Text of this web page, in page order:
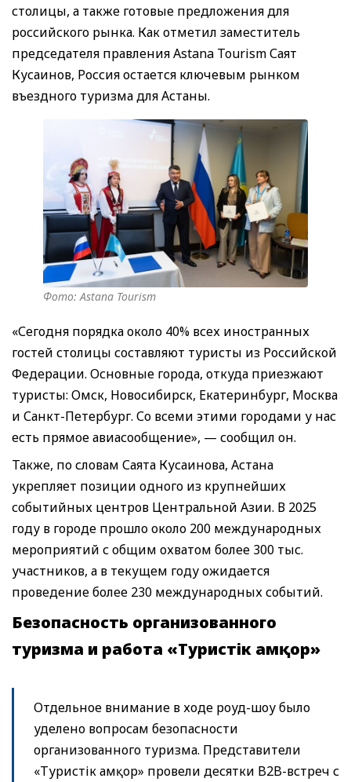
столицы, а также готовые предложения для
российского рынка. Как отметил заместитель
председателя правления Astana Tourism Саят
Кусаинов, Россия остается ключевым рынком
въездного туризма для Астаны.
Фото: Astana Tourism
«Сегодня порядка около 40% всех иностранных
гостей столицы составляют туристы из Российской
Федерации. Основные города, откуда приезжают
туристы: Омск, Новосибирск, Екатеринбург, Москва
и Санкт-Петербург. Со всеми этими городами у нас
есть прямое авиасообщение», — сообщил он.
Также, по словам Саята Кусаинова, Астана
укрепляет позиции одного из крупнейших
событийных центров Центральной Азии. В 2025
году в городе прошло около 200 международных
мероприятий с общим охватом более 300 тыс.
участников, а в текущем году ожидается
проведение более 230 международных событий.
Безопасность организованного
туризма и работа «Туристік Қамқор»
Отдельное внимание в ходе роуд-шоу было
уделено вопросам безопасности
организованного туризма. Представители
«Туристік Қамқор» провели десятки B2B-встреч с